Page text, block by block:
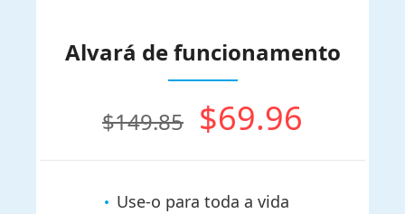
Alvará de funcionamento
$149.85 $69.96
Use-o para toda a vida